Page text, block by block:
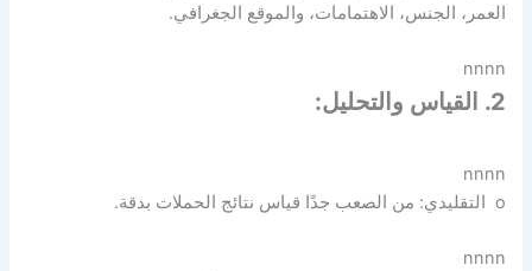
العمر، الجنس، الاهتمامات، والموقع الجغرافي.
nnnn
2. القياس والتحليل:
nnnn
o التقليدي: من الصعب جدًا قياس نتائج الحملات بدقة.
nnnn